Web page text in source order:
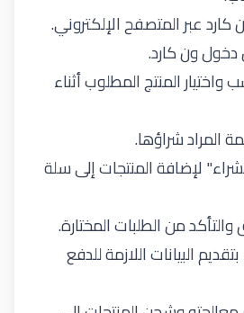
عبر المتصفح الإلكتروني.
ون كارد.
المنتج المطلوب أثناء
المراد شراؤها.
لإضافة المنتجات إلى سلة
من الطلبات المختارة.
البيانات اللازمة للدفع